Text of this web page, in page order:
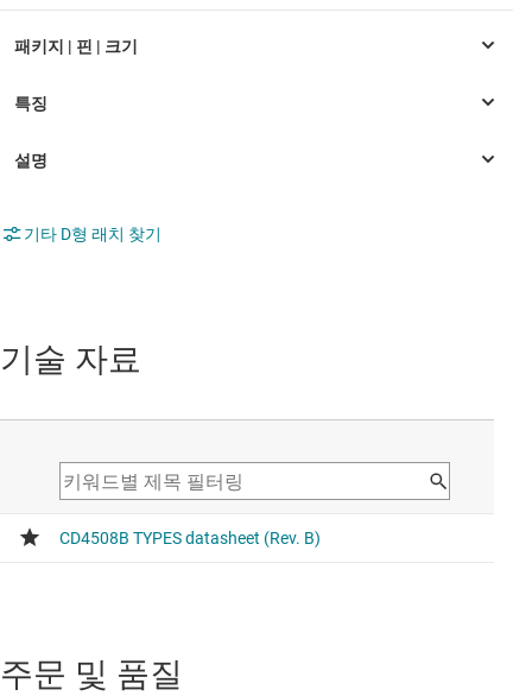
기타 D형 래치 찾기
기술 자료
주문 및 품질